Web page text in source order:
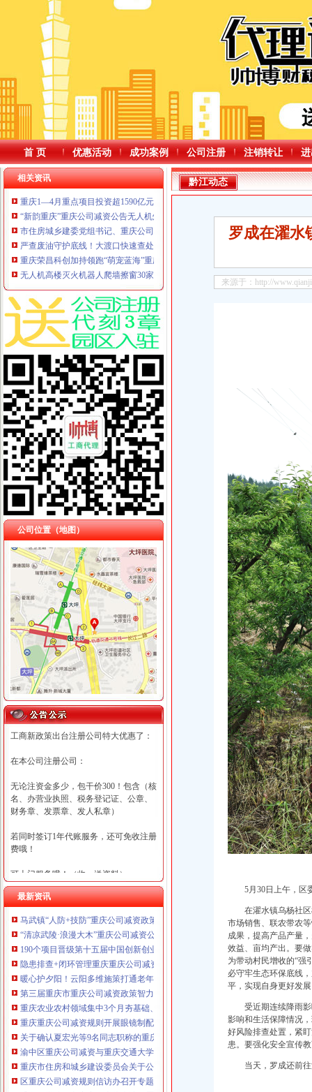
首 页 优惠活动 成功案例 公司注册 注销转让
相关资讯
重庆1—4月重点项目投资超1590亿元超150个新项目开工、重庆公司减资规则32
“新韵重庆”重庆公司减资公告无人机灯光秀，6月展演安排来了！
市住房城乡建委党组书记、重庆公司减资代办主任唐小平赴潼南区调研
严查废油守护底线！大渡口快速查处火锅店废弃油脂违规行为
重庆荣昌科创加持领跑“萌宠蓝海”重庆公司减资公告
无人机高楼灭火机器人爬墙擦窗30家渝企携50余件展品惊艳亮相智博会
公司位置（地图）
工商新政策出台注册公司特大优惠了：
在本公司注册公司：
无论注资金多少，包干价300！包含（核
名、办营业执照、税务登记证、公章、
财务章、发票章、发人私章）
若同时签订1年代账服务，还可免收注册
费哦！
可上门服务哦！（收、送资料）
可加急服务哦！（最快可1工作日）
可代理开银行账户！（我们有长期合作
的银行，可免银行年费用）
咨询热线：023-63653351/63653355、13
320337068、13368080804，一通电话，
优惠多多！
咨询QQ：1063653355、1163653355、12
63653355
1063653355、1163653355、（最快可1
工作日）可代理开银行账户！送资料）
可加急服务哦！在本重庆公司减资政策
注册重庆公司减资政策：包含（核名、
财务章、
最新资讯
马武镇“人防+技防”重庆公司减资政策齐发力守住汛期安全底线
“清凉武陵·浪漫大木”重庆公司减资公告杯中老年气排球邀请赛圆满落幕
190个项目晋级第十五届中国创新创业大赛重庆赛区复赛、重庆公司减资政策决
隐患排查+闭环管理重庆重庆公司减资代办全力筑牢3075座水库防汛安全堤
暖心护夕阳！云阳多维施策打通老年助餐服务连心路
第三届重庆市重庆公司减资政策智力运动会闭幕涪陵区代表队获佳绩
重庆农业农村领域集中3个月夯基础、补短板、提能力、除隐患紧盯12个重点
重庆重庆公司减资规则开展眼镜制配全产业链打击行动从生产源头到消费终端
关于确认夏宏光等9名同志职称的重庆公司减资公示
渝中区重庆公司减资与重庆交通大学签署战略合作协议谢东会见赖远明一行并
重庆市住房和城乡建设委员会关于公布2026年第22批建筑施工特种作业人员操
区重庆公司减资规则信访办召开专题会议调度推进信访稳定重点工作
黔江动态
罗成在濯水
来源于：http://
5月30日上午，区
在濯水镇乌杨社
市场销售、联农带农
成果，提高产品产量
效益、亩均产出。要
为带动村民增收的“强
必守牢生态环保底线
平，实现自身更好发
受近期连续降雨
影响和生活保障情况
好风险排查处置，紧
患。要强化安全宣传
当天，罗成还前